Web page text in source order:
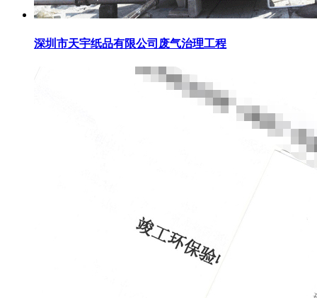
深圳市天宇纸品有限公司废气治理工程